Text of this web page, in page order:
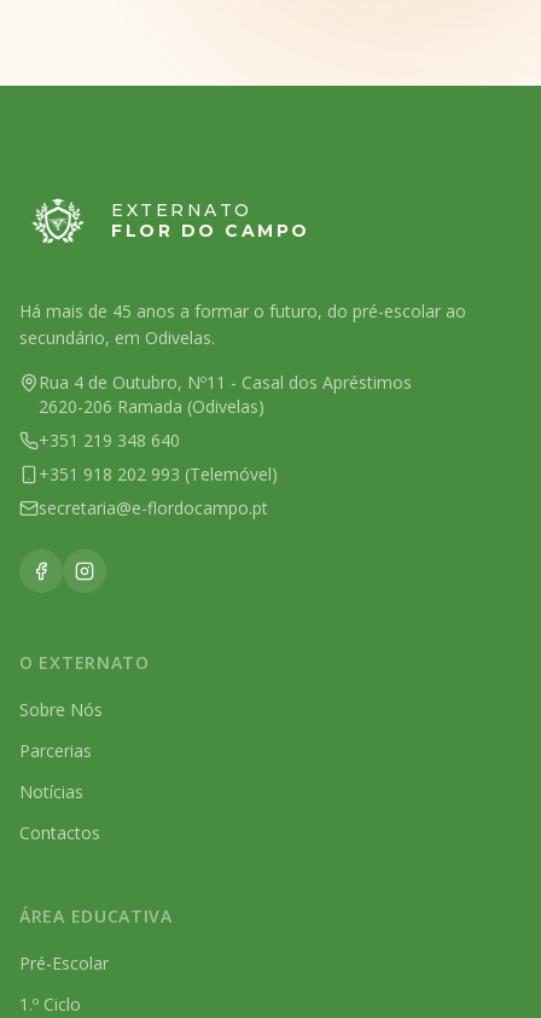
EXTERNATO
FLOR DO CAMPO
Há mais de 45 anos a formar o futuro, do pré-escolar ao
secundário, em Odivelas.
Rua 4 de Outubro, Nº11 - Casal dos Apréstimos
2620-206 Ramada (Odivelas)
+351 219 348 640
+351 918 202 993 (Telemóvel)
secretaria@e-flordocampo.pt
O EXTERNATO
Sobre Nós
Parcerias
Notícias
Contactos
ÁREA EDUCATIVA
Pré-Escolar
1.º Ciclo